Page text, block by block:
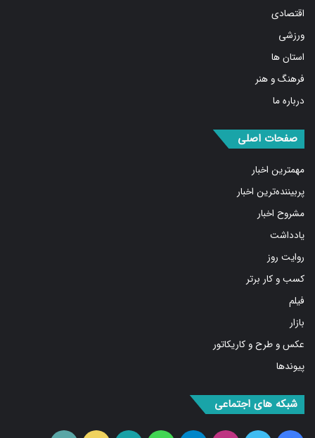
اقتصادی
ورزشی
استان ها
فرهنگ و هنر
درباره ما
صفحات اصلی
مهمترین اخبار
پربیننده‌ترین اخبار
مشروح اخبار
یادداشت
روایت روز
کسب و کار برتر
فیلم
بازار
عکس و طرح و کاریکاتور
پیوندها
شبکه های اجتماعی